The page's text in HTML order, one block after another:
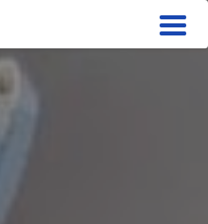
Automatisierung
Niederspannung